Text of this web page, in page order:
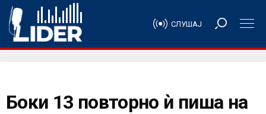
СЛУШАЈ
Боки 13 повторно ѝ пиша на